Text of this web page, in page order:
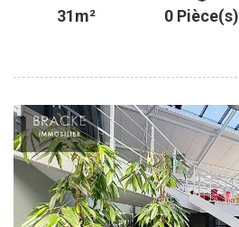
31m² 0 Pièce(s)